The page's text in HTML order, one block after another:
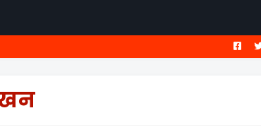
सामान्य ज्ञान प्रश्नावली